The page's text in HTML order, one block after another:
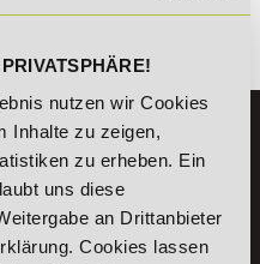
nutzen wir Cookies
Inhalte zu zeigen,
zu erheben. Ein
uns diese
an Drittanbieter
Cookies lassen
Anfangsbuchstaben.